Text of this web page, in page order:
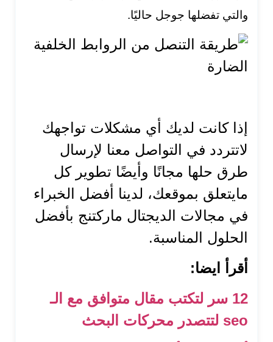
والتي تفضلها جوجل حاليًا.
إذا كانت لديك أي مشكلات تواجهك
لاتتردد في التواصل معنا لإرسال
طرق حلها مجانًا وأيضًا تطوير كل
مايتعلق بموقعك، لدينا أفضل الخبراء
في مجالات الديجتال ماركتنج بأفضل
الحلول المناسبة.
أقرأ ايضا:
12 سر لتكتب مقال متوافق مع الـ
seo لتتصدر محركات البحث